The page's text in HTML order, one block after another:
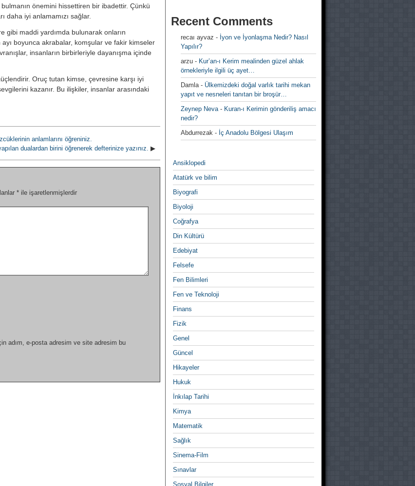
önemini hissettiren bir ibadettir. Çünkü
daha iyi anlamamızı sağlar.
gibi maddi yardımda bulunarak onların
ayı boyunca akrabalar, komşular ve fakir kimseler
insanların birbirleriyle dayanışma içinde
Oruç tutan kimse, çevresine karşı iyi
kazanır. Bu ilişkiler, insanlar arasındaki
anlamlarını öğreniniz.
dualardan birini öğrenerek defterinize yazınız. ▶
* ile işaretlenmişlerdir
adım, e-posta adresim ve site adresim bu
Recent Comments
recaı ayvaz - İyon ve İyonlaşma Nedir? Nasıl
Yapılır?
arzu - Kur’an-ı Kerim mealinden güzel ahlak
örnekleriyle ilgili üç ayet…
Damla- Ülkemizdeki doğal varlık tarihi mekan
yapıt ve nesneleri tanıtan bir broşür…
Zeynep Neva- Kuran-ı Kerimin gönderiliş amacı
nedir?
Abdurrezak - İç Anadolu Bölgesi Ulaşım
Ansiklopedi
Atatürk ve bilim
Biyografi
Biyoloji
Coğrafya
Din Kültürü
Edebiyat
Felsefe
Fen Bilimleri
Fen ve Teknoloji
Finans
Fizik
Genel
Güncel
Hikayeler
Hukuk
İnkılap Tarihi
Kimya
Matematik
Sağlık
Sinema-Film
Sınavlar
Sosyal Bilgiler